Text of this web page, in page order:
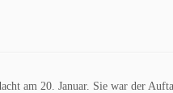
am 20. Januar. Sie war der